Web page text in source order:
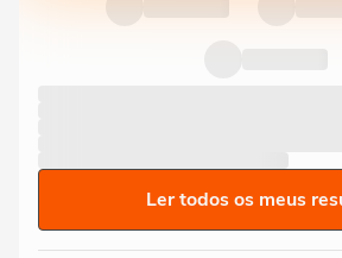
Ler todos os meus